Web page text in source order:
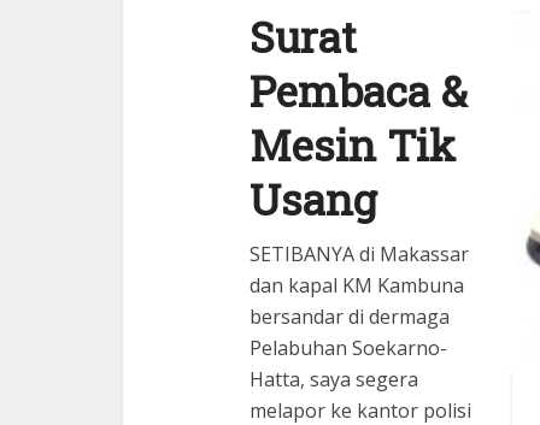
Surat
Pembaca &
Mesin Tik
Usang
SETIBANYA di Makassar
dan kapal KM Kambuna
bersandar di dermaga
Pelabuhan Soekarno-
Hatta, saya segera
melapor ke kantor polisi